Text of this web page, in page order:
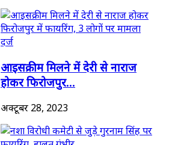
आइसक्रीम मिलने में देरी से नाराज
होकर फिरोजपुर...
अक्टूबर 28, 2023